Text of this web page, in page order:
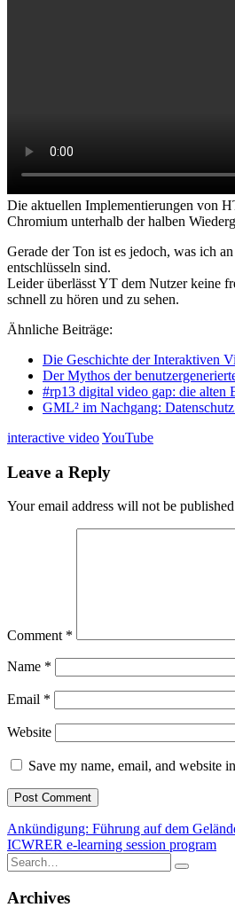
Die aktuellen Implementierungen von
Chromium unterhalb der halben
Gerade der Ton ist es jedoch, was ich
entschlüsseln sind.
Leider überlässt YT dem Nutzer keine
schnell zu hören und zu sehen.
Ähnliche Beiträge:
Die Geschichte der Interaktiven
Der Mythos der
#rp13 digital video gap: die alten
GML² im Nachgang:
interactive videoYouTube
Leave a Reply
Your email address will not be
Comment *
Name *
Email *
Website
Save my name, email, and website
Post
navigation
Ankündigung: Führung auf dem
ICWRER e-learning session program
Search
for:
Archives